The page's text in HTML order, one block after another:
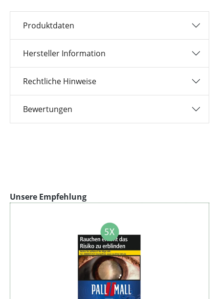
Produktdaten
Hersteller Information
Rechtliche Hinweise
Bewertungen
Produktgalerie überspringen
Unsere Empfehlung